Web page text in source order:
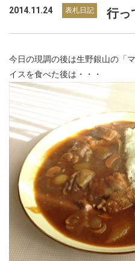
2014.11.24 表札日記 行っ
今日の現調の後は生野銀山の「
イスを食べた後は・・・